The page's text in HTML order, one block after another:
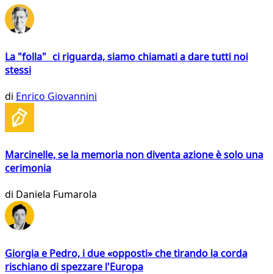
La "folla" ci riguarda, siamo chiamati a dare tutti noi
stessi
di Enrico Giovannini
Marcinelle, se la memoria non diventa azione è solo una
cerimonia
di Daniela Fumarola
Giorgia e Pedro, i due «opposti» che tirando la corda
rischiano di spezzare l'Europa